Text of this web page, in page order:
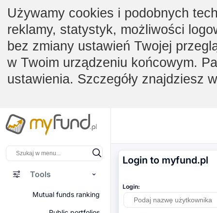
Używamy cookies i podobnych
reklamy, statystyk, możliwości
bez zmiany ustawień Twojej
w Twoim urządzeniu końcowym.
ustawienia. Szczegóły znajdziesz
Tools
Mutual funds ranking
Login to myfund.pl
Login: